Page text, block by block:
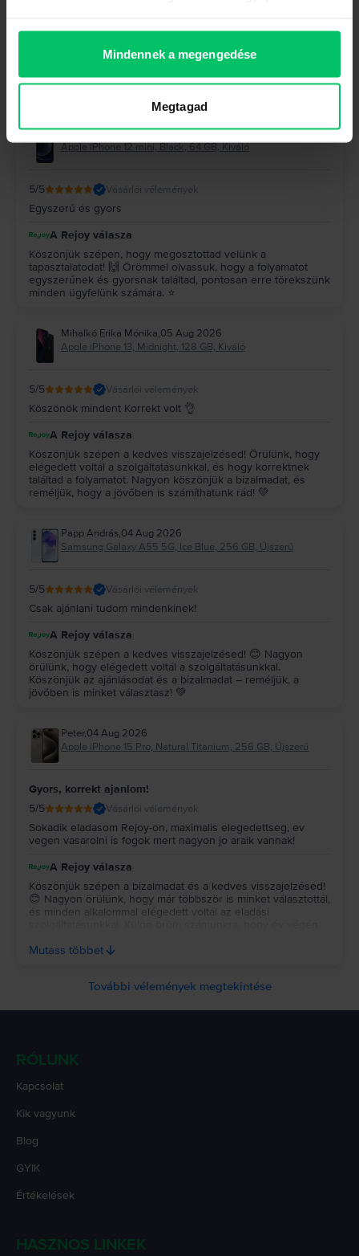
Mindennek a megengedése
Megtagad
örülünk, hogy elégedett voltál a szolgáltatásunkkal, és hogy
megfelelt az elvárásaidnak. 💚 Köszönjük a bizalmadat, és
Krisztián,05 Aug 2026
Apple iPhone 12 mini, Black, 64 GB, Kiváló
5/5 Vásárlói vélemények
Egyszerű és gyors
A Rejoy válasza
Köszönjük szépen, hogy megosztottad velünk a
tapasztalatodat! 🙌 Örömmel olvassuk, hogy a folyamatot
egyszerűnek és gyorsnak találtad, pontosan erre törekszünk
minden ügyfelünk számára. ⭐
Mihalkó Erika Mónika,05 Aug 2026
Apple iPhone 13, Midnight, 128 GB, Kiváló
5/5 Vásárlói vélemények
Köszönök mindent Korrekt volt 👌
A Rejoy válasza
Köszönjük szépen a kedves visszajelzésed! Örülünk, hogy
elégedett voltál a szolgáltatásunkkal, és hogy korrektnek
találtad a folyamatot. Nagyon köszönjük a bizalmadat, és
reméljük, hogy a jövőben is számíthatunk rád! 💚
Papp András,04 Aug 2026
Samsung Galaxy A55 5G, Ice Blue, 256 GB, Újszerű
5/5 Vásárlói vélemények
Csak ajánlani tudom mindenkinek!
A Rejoy válasza
Köszönjük szépen a kedves visszajelzésed! 😊 Nagyon
örülünk, hogy elégedett voltál a szolgáltatásunkkal.
Köszönjük az ajánlásodat és a bizalmadat – reméljük, a
jövőben is minket választasz! 💚
Peter,04 Aug 2026
Apple iPhone 15 Pro, Natural Titanium, 256 GB, Újszerű
Gyors, korrekt ajanlom!
5/5 Vásárlói vélemények
Sokadik eladasom Rejoy-on, maximalis elegedettseg, ev
vegen vasarolni is fogok mert nagyon jo araik vannak!
A Rejoy válasza
Köszönjük szépen a bizalmadat és a kedves visszajelzésed!
😊 Nagyon örülünk, hogy már többször is minket választottál,
és minden alkalommal elégedett voltál az eladási
kívánunk addig is minden jót! ✨
Mutass többet
További vélemények megtekintése
RÓLUNK
Kapcsolat
Kik vagyunk
Blog
GYIK
Értékelések
HASZNOS LINKEK